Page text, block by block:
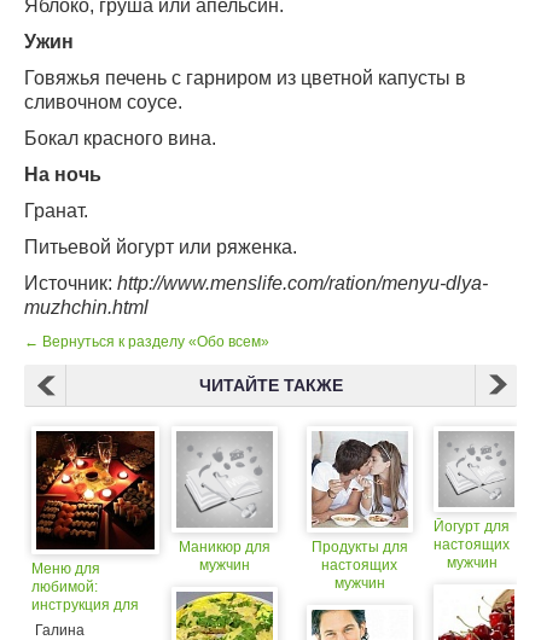
Яблоко, груша или апельсин.
Ужин
Говяжья печень с гарниром из цветной капусты в
сливочном соусе.
Бокал красного вина.
На ночь
Гранат.
Питьевой йогурт или ряженка.
Источник: http://www.menslife.com/ration/menyu-dlya-
muzhchin.html
← Вернуться к разделу «Обо всем»
ЧИТАЙТЕ ТАКЖЕ
Меню для
любимой:
инструкция для
мужчин
Галина
Маникюр для
мужчин
Продукты для
настоящих
мужчин
Йогурт для
настоящих
мужчин